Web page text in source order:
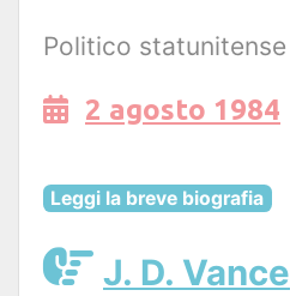
Politico statunitense
2 agosto 1984
Leggi la breve biografia
J. D. Vance